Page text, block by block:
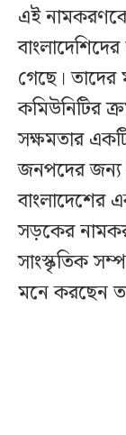
এই
গেছে। তাদের
কমিউনিটির
সক্ষমতার
জনপদের জন্য
বাংলাদেশের
সড়কের
সাংস্কৃতিক
মনে করছেন